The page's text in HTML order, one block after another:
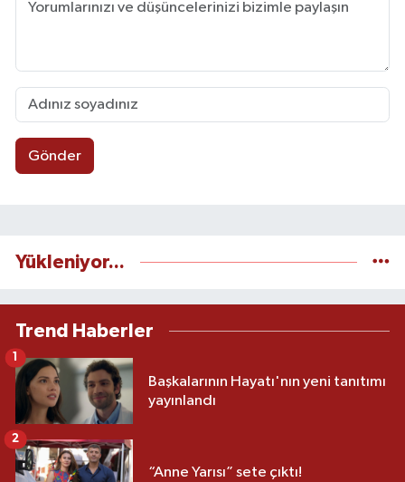
Gönder
Yükleniyor...
Trend Haberler
Başkalarının Hayatı'nın yeni tanıtımı
yayınlandı
“Anne Yarısı” sete çıktı!
2